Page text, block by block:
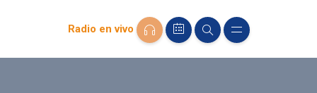
Radio en vivo